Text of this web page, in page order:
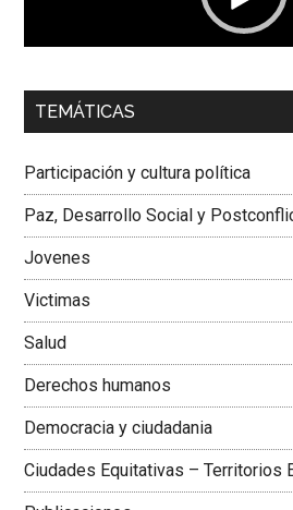
00:00
Dra. Carolina Corcho Mejía,
Colombiana
TEMÁTICAS
Participación y cultura política
Paz, Desarrollo Social y
Jovenes
Victimas
Salud
Derechos humanos
Democracia y ciudadania
Ciudades Equitativas – Territorios